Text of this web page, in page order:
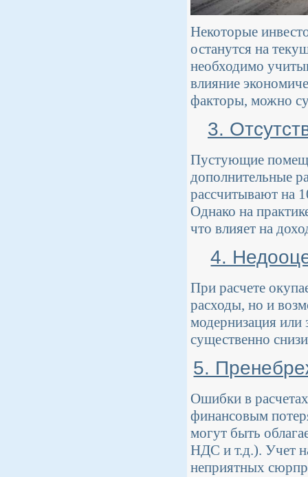
Некоторые
останутся на
необходимо
влияние
факторы, можно
3.
Пустующие
дополнительные
рассчитывают на
Однако на
что влияет на
4.
При расчете
расходы, но и
модернизация или
существенно
5.
Ошибки в
финансовым
могут быть
НДС и т.д.). Учет
неприятных